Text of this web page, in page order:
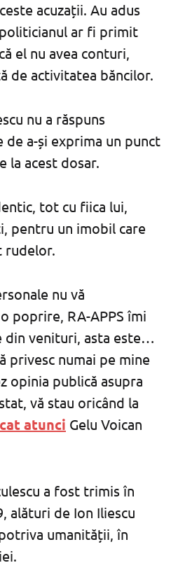
acuzații. Au adus
ar fi primit
el nu avea conturi,
de activitatea băncilor.
nu a răspuns
a-și exprima un punct
la acest dosar.
tot cu fiica lui,
pentru un imobil care
rudelor.
nu vă
poprire, RA-APPS îmi
din venituri, asta este…
privesc numai pe mine
opinia publică asupra
vă stau oricând la
atunci Gelu Voican
a fost trimis în
alături de Ion Iliescu
umanității, în